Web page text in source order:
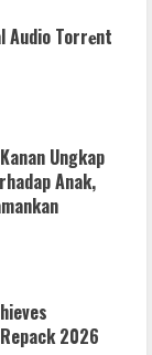
Audio Torr𝐞nt
Ungkap
Anak,
2026